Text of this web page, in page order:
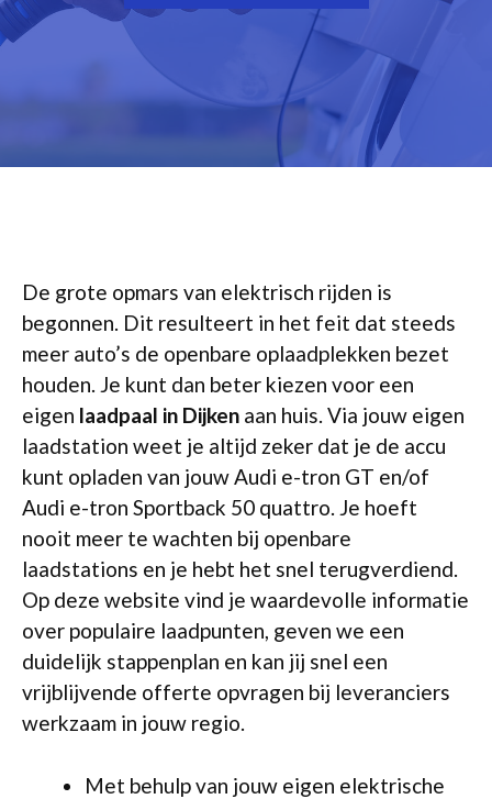
De grote opmars van elektrisch rijden is
begonnen. Dit resulteert in het feit dat steeds
meer auto’s de openbare oplaadplekken bezet
houden. Je kunt dan beter kiezen voor een
eigen laadpaal in Dijken aan huis. Via jouw eigen
laadstation weet je altijd zeker dat je de accu
kunt opladen van jouw Audi e-tron GT en/of
Audi e-tron Sportback 50 quattro. Je hoeft
nooit meer te wachten bij openbare
laadstations en je hebt het snel terugverdiend.
Op deze website vind je waardevolle informatie
over populaire laadpunten, geven we een
duidelijk stappenplan en kan jij snel een
vrijblijvende offerte opvragen bij leveranciers
werkzaam in jouw regio.
Met behulp van jouw eigen elektrische